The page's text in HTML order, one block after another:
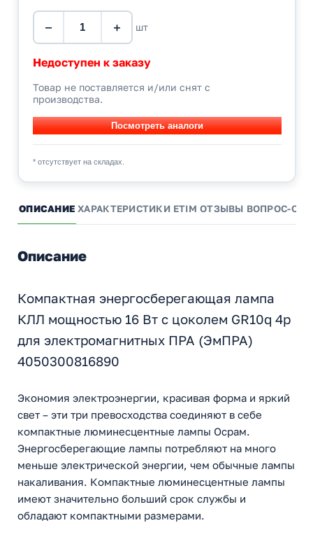
− + шт
Недоступен к заказу
Товар не поставляется и/или снят с
производства.
* отсутствует на складах.
ОПИСАНИЕ ХАРАКТЕРИСТИКИ ETIM ОТЗЫВЫ ВОПРОС-
Описание
Компактная энергосберегающая лампа
КЛЛ мощностью 16 Вт с цоколем GR10q 4p
для электромагнитных ПРА (ЭмПРА)
4050300816890
Экономия электроэнергии, красивая форма и яркий
свет – эти три превосходства соединяют в себе
компактные люминесцентные лампы Осрам.
Энергосберегающие лампы потребляют на много
меньше электрической энергии, чем обычные лампы
накаливания. Компактные люминесцентные лампы
имеют значительно больший срок службы и
обладают компактными размерами.